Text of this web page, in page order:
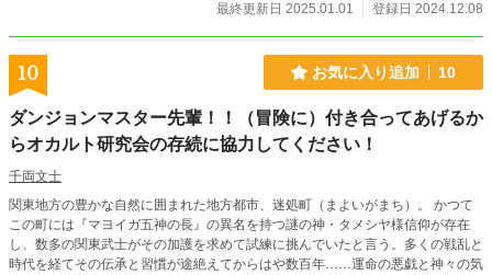
最終更新日 2025.01.01
登録日 2024.12.08
10 お気に入り追加 10
ダンジョンマスター先輩！！（冒険に）付き合ってあげるか
らオカルト研究会の存続に協力してください！
千両文士
関東地方の豊かな自然に囲まれた地方都市、迷処町（まよいがまち）。 かつて
この町には『マヨイガ五神の長』の異名を持つ謎の神・タメシヤ様信仰が存在
し、数多の関東武士がその加護を求めて試練に挑んでいたと言う。多くの戦乱と
時代を経てその伝承と習慣が途絶えてからはや数百年……運命の悪戯と神々の気